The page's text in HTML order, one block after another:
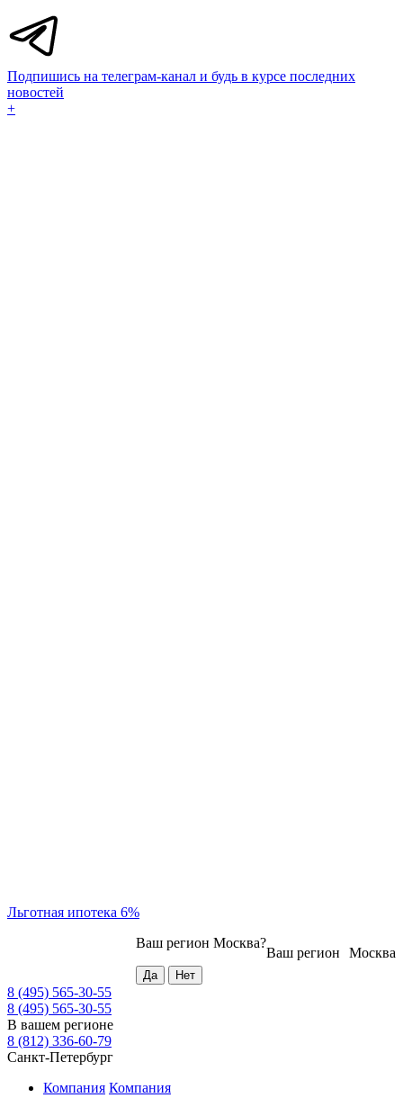
Подпишись на телеграм-канал и будь в курсе последних
новостей
+
Льготная ипотека 6%
Москва
Ваш регион
Ваш регион Москва?
8 (495) 565-30-55
8 (495) 565-30-55
В вашем регионе
8 (812) 336-60-79
Санкт-Петербург
Компания Компания